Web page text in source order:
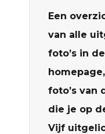
Een
van alle
foto’s in
foto’s van
die je op
Vijf